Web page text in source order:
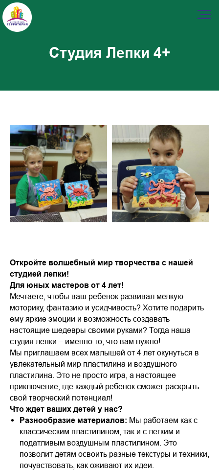
Студия Лепки 4+
Откройте волшебный мир творчества с нашей
студией лепки!
Для юных мастеров от 4 лет!
Мечтаете, чтобы ваш ребенок развивал мелкую
моторику, фантазию и усидчивость? Хотите подарить
ему яркие эмоции и возможность создавать
настоящие шедевры своими руками? Тогда наша
студия лепки – именно то, что вам нужно!
Мы приглашаем всех малышей от 4 лет окунуться в
увлекательный мир пластилина и воздушного
пластилина. Это не просто игра, а настоящее
приключение, где каждый ребенок сможет раскрыть
свой творческий потенциал!
Что ждет ваших детей у нас?
Разнообразие материалов: Мы работаем как с
классическим пластилином, так и с легким и
податливым воздушным пластилином. Это
позволит детям освоить разные текстуры и техники,
почувствовать, как оживают их идеи.